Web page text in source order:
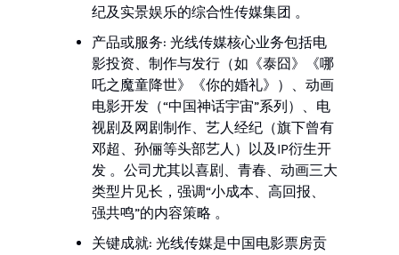
纪及实景娱乐的综合性传媒集团 。
产品或服务: 光线传媒核心业务包括电
影投资、制作与发行（如《泰囧》《哪
吒之魔童降世》《你的婚礼》）、动画
电影开发（“中国神话宇宙”系列）、电
视剧及网剧制作、艺人经纪（旗下曾有
邓超、孙俪等头部艺人）以及IP衍生开
发 。公司尤其以喜剧、青春、动画三大
类型片见长，强调“小成本、高回报、
强共鸣”的内容策略 。
关键成就: 光线传媒是中国电影票房贡